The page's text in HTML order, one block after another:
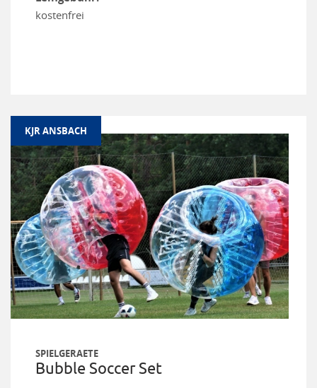
kostenfrei
KJR ANSBACH
SPIELGERAETE
Bubble Soccer Set